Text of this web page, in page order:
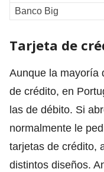
Banco Big
Tarjeta de
Aunque la mayoría
de crédito, en
las de débito. Si
normalmente le
tarjetas de crédito,
distintos diseños.